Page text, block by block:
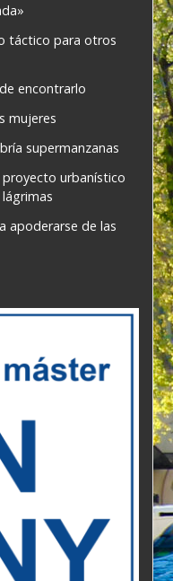
táctico para otros
encontrarlo
mujeres
supermanzanas
urbanístico
apoderarse de las